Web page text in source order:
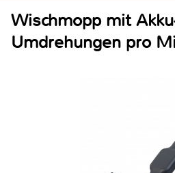
Wischmopp mit
Umdrehungen pro